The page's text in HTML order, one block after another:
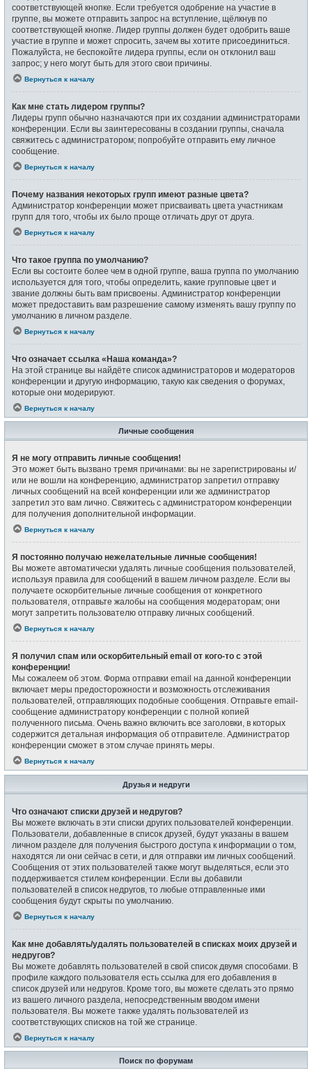
соответствующей кнопке. Если требуется одобрение на участие в
группе, вы можете отправить запрос на вступление, щёлкнув по
соответствующей кнопке. Лидер группы должен будет одобрить ваше
участие в группе и может спросить, зачем вы хотите присоединиться.
Пожалуйста, не беспокойте лидера группы, если он отклонил ваш
запрос; у него могут быть для этого свои причины.
Вернуться к началу
Как мне стать лидером группы?
Лидеры групп обычно назначаются при их создании администраторами
конференции. Если вы заинтересованы в создании группы, сначала
свяжитесь с администратором; попробуйте отправить ему личное
сообщение.
Вернуться к началу
Почему названия некоторых групп имеют разные цвета?
Администратор конференции может присваивать цвета участникам
групп для того, чтобы их было проще отличать друг от друга.
Вернуться к началу
Что такое группа по умолчанию?
Если вы состоите более чем в одной группе, ваша группа по умолчанию
используется для того, чтобы определить, какие групповые цвет и
звание должны быть вам присвоены. Администратор конференции
может предоставить вам разрешение самому изменять вашу группу по
умолчанию в личном разделе.
Вернуться к началу
Что означает ссылка «Наша команда»?
На этой странице вы найдёте список администраторов и модераторов
конференции и другую информацию, такую как сведения о форумах,
которые они модерируют.
Вернуться к началу
Личные сообщения
Я не могу отправить личные сообщения!
Это может быть вызвано тремя причинами: вы не зарегистрированы и/
или не вошли на конференцию, администратор запретил отправку
личных сообщений на всей конференции или же администратор
запретил это вам лично. Свяжитесь с администратором конференции
для получения дополнительной информации.
Вернуться к началу
Я постоянно получаю нежелательные личные сообщения!
Вы можете автоматически удалять личные сообщения пользователей,
используя правила для сообщений в вашем личном разделе. Если вы
получаете оскорбительные личные сообщения от конкретного
пользователя, отправьте жалобы на сообщения модераторам; они
могут запретить пользователю отправку личных сообщений.
Вернуться к началу
Я получил спам или оскорбительный email от кого-то с этой
конференции!
Мы сожалеем об этом. Форма отправки email на данной конференции
включает меры предосторожности и возможность отслеживания
пользователей, отправляющих подобные сообщения. Отправьте email-
сообщение администратору конференции с полной копией
полученного письма. Очень важно включить все заголовки, в которых
содержится детальная информация об отправителе. Администратор
конференции сможет в этом случае принять меры.
Вернуться к началу
Друзья и недруги
Что означают списки друзей и недругов?
Вы можете включать в эти списки других пользователей конференции.
Пользователи, добавленные в список друзей, будут указаны в вашем
личном разделе для получения быстрого доступа к информации о том,
находятся ли они сейчас в сети, и для отправки им личных сообщений.
Сообщения от этих пользователей также могут выделяться, если это
поддерживается стилем конференции. Если вы добавили
пользователей в список недругов, то любые отправленные ими
сообщения будут скрыты по умолчанию.
Вернуться к началу
Как мне добавлять/удалять пользователей в списках моих друзей и
недругов?
Вы можете добавлять пользователей в свой список двумя способами. В
профиле каждого пользователя есть ссылка для его добавления в
список друзей или недругов. Кроме того, вы можете сделать это прямо
из вашего личного раздела, непосредственным вводом имени
пользователя. Вы можете также удалять пользователей из
соответствующих списков на той же странице.
Вернуться к началу
Поиск по форумам